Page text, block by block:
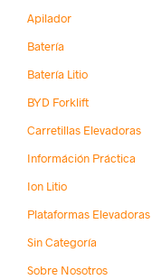
Apilador
Batería
Batería Litio
BYD Forklift
Carretillas Elevadoras
Információn Práctica
Ion Litio
Plataformas Elevadoras
Sin Categoría
Sobre Nosotros